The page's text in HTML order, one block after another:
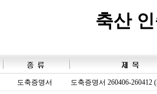
축산
도축증명서
도축증명서 260406-260412